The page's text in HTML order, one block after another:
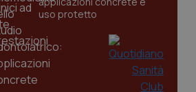
uso protetto